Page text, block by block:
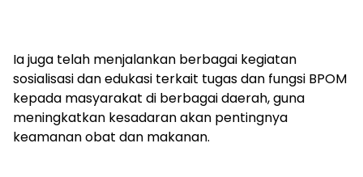
Ia juga telah menjalankan berbagai kegiatan
sosialisasi dan edukasi terkait tugas dan fungsi BPOM
kepada masyarakat di berbagai daerah, guna
meningkatkan kesadaran akan pentingnya
keamanan obat dan makanan.